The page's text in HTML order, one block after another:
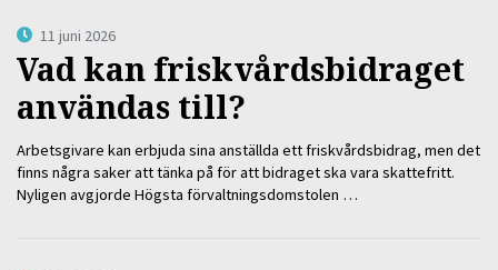
11 juni 2026
Vad kan friskvårdsbidraget
användas till?
Arbetsgivare kan erbjuda sina anställda ett friskvårdsbidrag, men det
finns några saker att tänka på för att bidraget ska vara skattefritt.
Nyligen avgjorde Högsta förvaltningsdomstolen …